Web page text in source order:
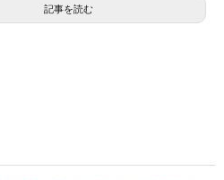
記事を読む